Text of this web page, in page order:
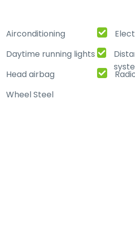
Airconditioning
Daytime running lights
Head airbag
Wheel Steel